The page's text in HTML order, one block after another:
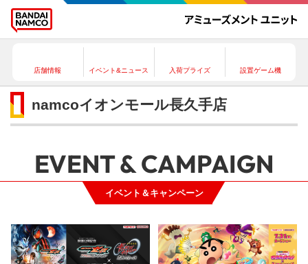
店舗情報 イベント&ニュース 入荷プライズ 設置ゲーム機
namcoイオンモール長久手店
イベント＆キャンペーン
EVENT & CAMPAIGN